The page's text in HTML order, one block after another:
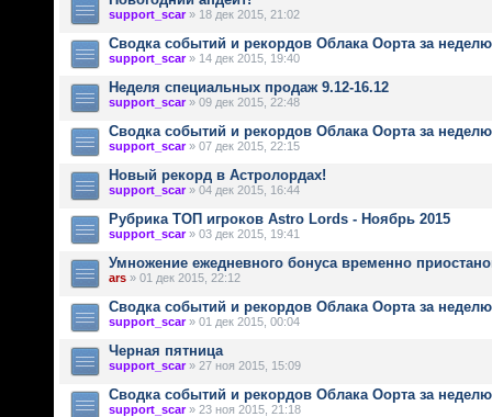
support_scar» 18 дек 2015, 21:02
Сводка событий и рекордов Облака Оорта за неделю
support_scar» 14 дек 2015, 19:40
Неделя специальных продаж 9.12-16.12
support_scar» 09 дек 2015, 22:48
Сводка событий и рекордов Облака Оорта за неделю
support_scar» 07 дек 2015, 22:15
Новый рекорд в Астролордах!
support_scar» 04 дек 2015, 16:44
Рубрика ТОП игроков Astro Lords - Ноябрь 2015
support_scar» 03 дек 2015, 19:41
Умножение ежедневного бонуса временно
ars » 01 дек 2015, 22:12
Сводка событий и рекордов Облака Оорта за неделю
support_scar» 01 дек 2015, 00:04
Черная пятница
support_scar» 27 ноя 2015, 15:09
Сводка событий и рекордов Облака Оорта за неделю
support_scar» 23 ноя 2015, 21:18